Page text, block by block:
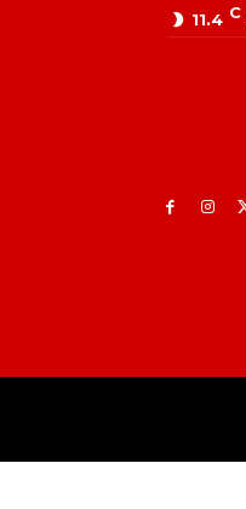
11.4 C